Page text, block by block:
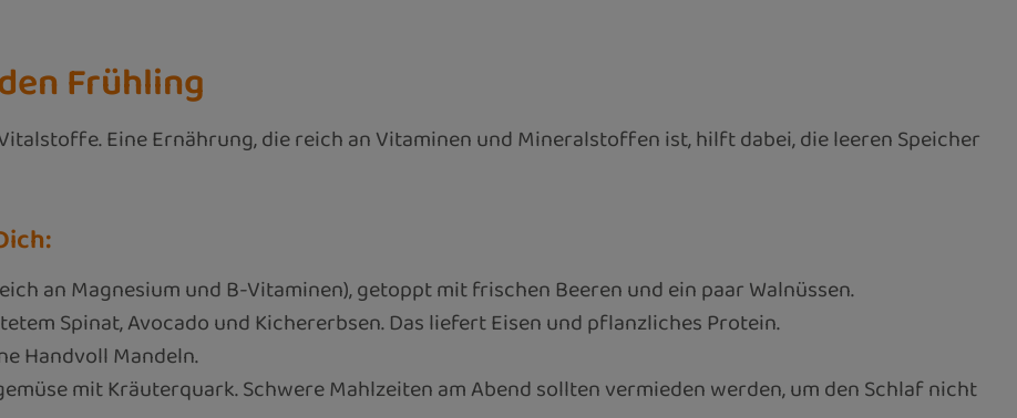
Frühling
Eine Ernährung, die reich an Vitaminen und Mineralstoffen ist, hilft dabei, die leeren Speicher
an Magnesium und B-Vitaminen), getoppt mit frischen Beeren und ein paar Walnüssen.
Spinat, Avocado und Kichererbsen. Das liefert Eisen und pflanzliches Protein.
Handvoll Mandeln.
mit Kräuterquark. Schwere Mahlzeiten am Abend sollten vermieden werden, um den Schlaf nicht